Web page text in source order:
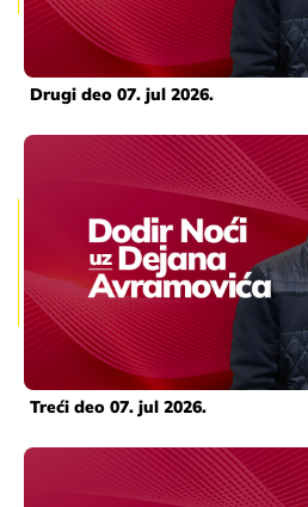
Drugi deo 07. jul 2026.
Treći deo 07. jul 2026.